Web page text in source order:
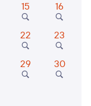
15 16
22 23
29 30